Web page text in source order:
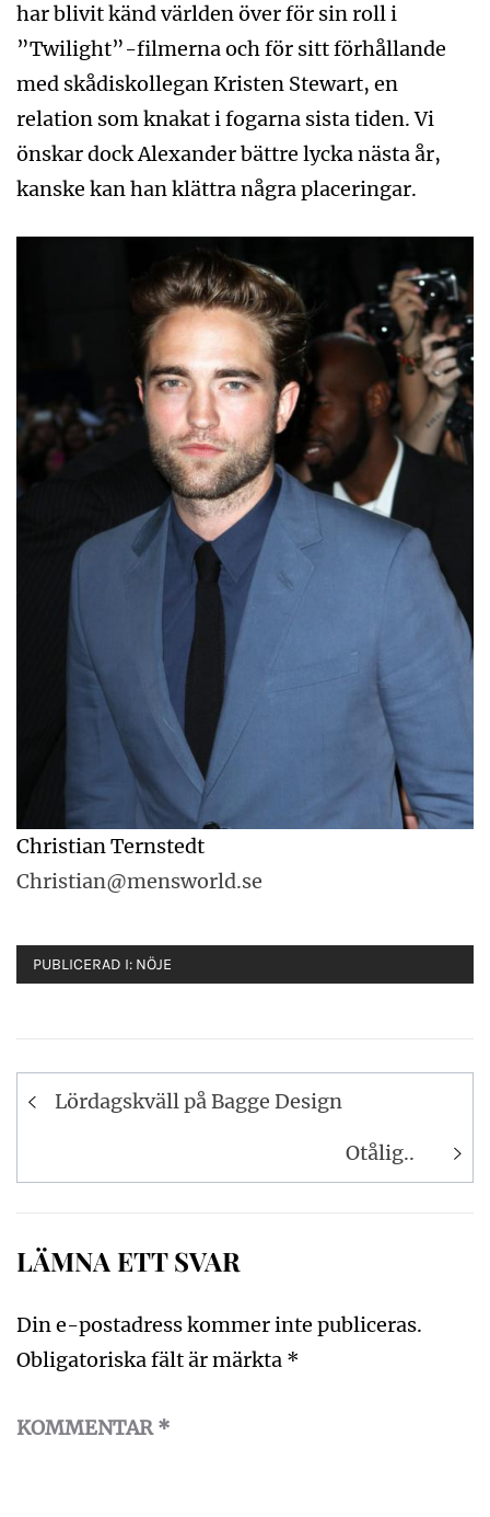
har blivit känd världen över för sin roll i
”Twilight”-filmerna och för sitt förhållande
med skådiskollegan Kristen Stewart, en
relation som knakat i fogarna sista tiden. Vi
önskar dock Alexander bättre lycka nästa år,
kanske kan han klättra några placeringar.
Christian Ternstedt
Christian@mensworld.se
PUBLICERAD I: NÖJE
Inläggsnavigering
Lördagskväll på Bagge Design
Otålig..
LÄMNA ETT SVAR
Din e-postadress kommer inte publiceras.
Obligatoriska fält är märkta *
KOMMENTAR*